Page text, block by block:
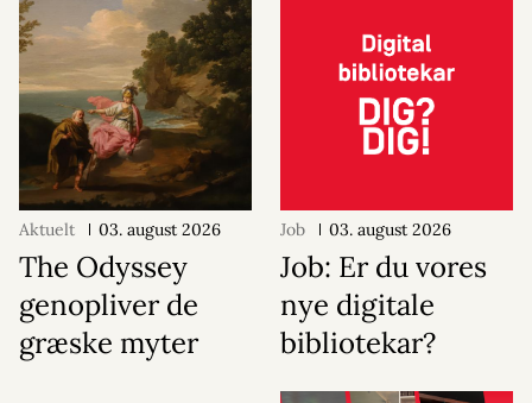
Aktuelt 03. august 2026
The Odyssey
genopliver de
græske myter
Job 03. august 2026
Job: Er du vores
nye digitale
bibliotekar?